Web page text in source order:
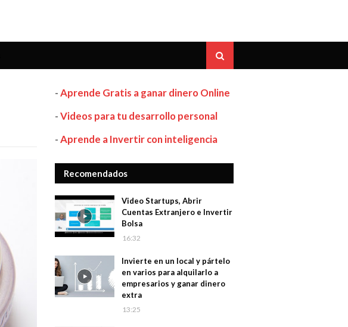
-Aprende Gratis a ganar dinero Online
-Videos para tu desarrollo personal
-Aprende a Invertir con inteligencia
Recomendados
Video Startups, Abrir
Cuentas Extranjero e Invertir
Bolsa
16:32
Invierte en un local y pártelo
en varios para alquilarlo a
empresarios y ganar dinero
extra
13:25